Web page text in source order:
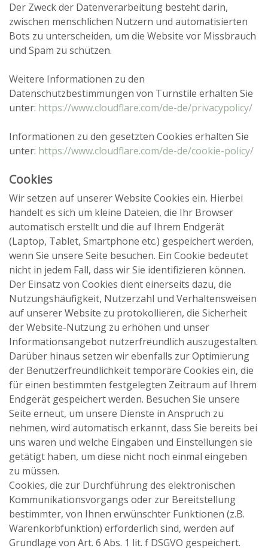
Der Zweck der Datenverarbeitung besteht darin,
zwischen menschlichen Nutzern und automatisierten
Bots zu unterscheiden, um die Website vor Missbrauch
und Spam zu schützen.
Weitere Informationen zu den
Datenschutzbestimmungen von Turnstile erhalten Sie
unter: https://www.cloudflare.com/de-de/privacypolicy/
Informationen zu den gesetzten Cookies erhalten Sie
unter: https://www.cloudflare.com/de-de/cookie-policy/
Cookies
Wir setzen auf unserer Website Cookies ein. Hierbei
handelt es sich um kleine Dateien, die Ihr Browser
automatisch erstellt und die auf Ihrem Endgerät
(Laptop, Tablet, Smartphone etc.) gespeichert werden,
wenn Sie unsere Seite besuchen. Ein Cookie bedeutet
nicht in jedem Fall, dass wir Sie identifizieren können.
Der Einsatz von Cookies dient einerseits dazu, die
Nutzungshäufigkeit, Nutzerzahl und Verhaltensweisen
auf unserer Website zu protokollieren, die Sicherheit
der Website-Nutzung zu erhöhen und unser
Informationsangebot nutzerfreundlich auszugestalten.
Darüber hinaus setzen wir ebenfalls zur Optimierung
der Benutzerfreundlichkeit temporäre Cookies ein, die
für einen bestimmten festgelegten Zeitraum auf Ihrem
Endgerät gespeichert werden. Besuchen Sie unsere
Seite erneut, um unsere Dienste in Anspruch zu
nehmen, wird automatisch erkannt, dass Sie bereits bei
uns waren und welche Eingaben und Einstellungen sie
getätigt haben, um diese nicht noch einmal eingeben
zu müssen.
Cookies, die zur Durchführung des elektronischen
Kommunikationsvorgangs oder zur Bereitstellung
bestimmter, von Ihnen erwünschter Funktionen (z.B.
Warenkorbfunktion) erforderlich sind, werden auf
Grundlage von Art. 6 Abs. 1 lit. f DSGVO gespeichert.